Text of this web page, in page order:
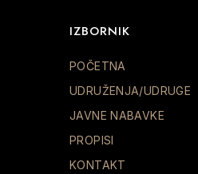
IZBORNIK
POČETNA
UDRUŽENJA/UDRUGE
JAVNE NABAVKE
PROPISI
KONTAKT